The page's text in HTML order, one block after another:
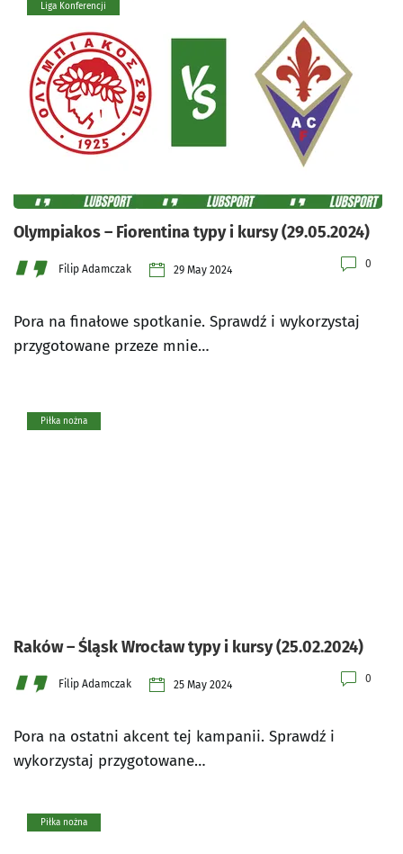
Liga Konferencji
Olympiakos – Fiorentina typy i kursy (29.05.2024)
Filip Adamczak 29 May 2024 0
Pora na finałowe spotkanie. Sprawdź i wykorzystaj
przygotowane przeze mnie…
Piłka nożna
Raków – Śląsk Wrocław typy i kursy (25.02.2024)
Filip Adamczak 25 May 2024 0
Pora na ostatni akcent tej kampanii. Sprawdź i
wykorzystaj przygotowane…
Piłka nożna